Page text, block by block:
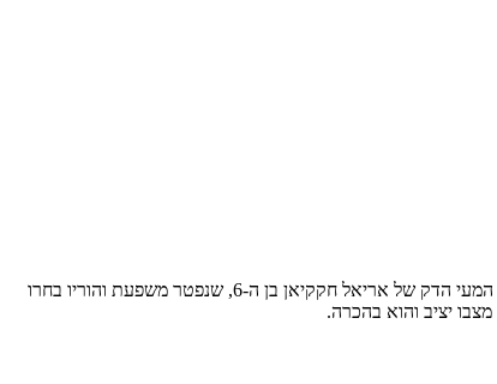
הישג חסר תקדים לבית החולים הפתח תקוואי מקבוצת כללית, כשדניאל ביטון בן ה-36, שחי כבר 17 שנים ללא מערכת עיכול מתפקדת וניזון מעירוי, קיבל את המעי הדק של אריאל חקקיאן בן ה-6, שנפטר משפעת והוריו בחרו
יציב והוא בהכרה.